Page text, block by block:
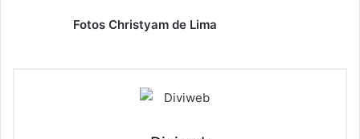
Fotos Christyam de Lima